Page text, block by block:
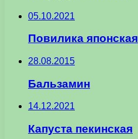
05.10.2021
Повилика японская
28.08.2015
Бальзамин
14.12.2021
Капуста пекинская